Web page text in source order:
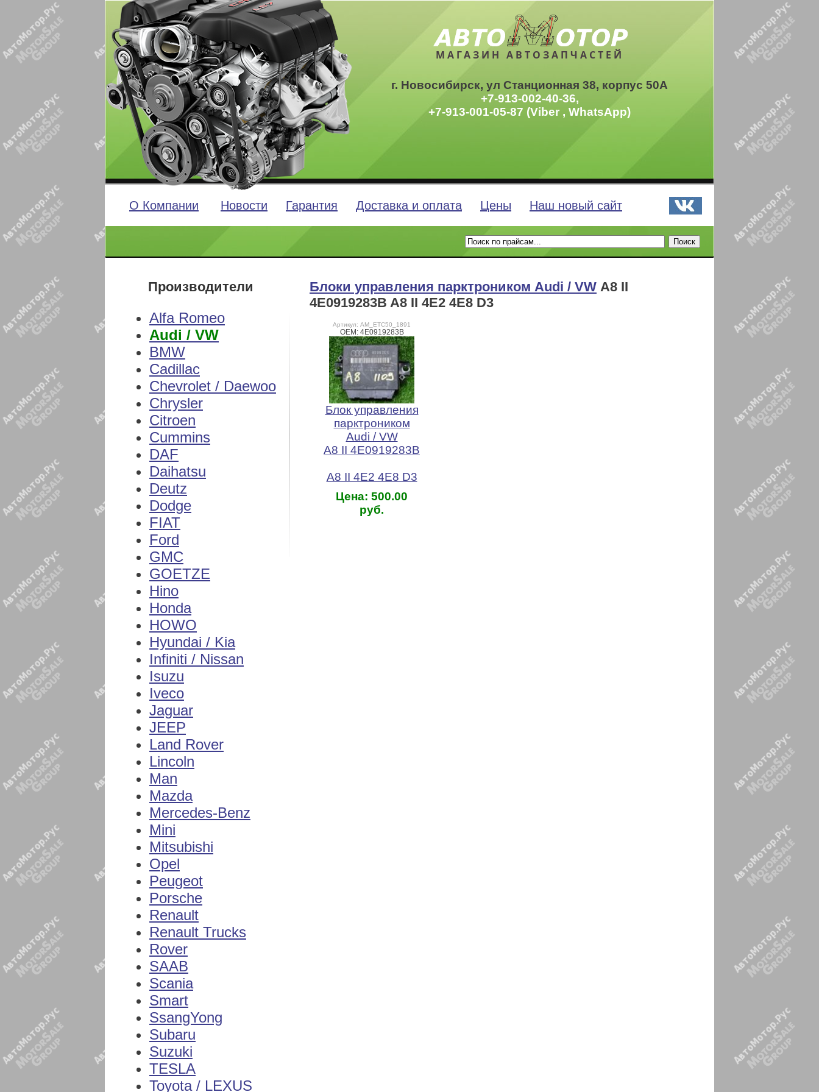
МАГАЗИН АВТОЗАПЧАСТЕЙ
г. Новосибирск, ул Станционная 38, корпус 50А
+7-913-002-40-36,
+7-913-001-05-87 (Viber , WhatsApp)
О Компании Новости Гарантия Доставка и оплата Цены Наш новый сайт
Производители
Alfa Romeo
Audi / VW
BMW
Cadillac
Chevrolet / Daewoo
Chrysler
Citroen
Cummins
DAF
Daihatsu
Deutz
Dodge
FIAT
Ford
GMC
GOETZE
Hino
Honda
HOWO
Hyundai / Kia
Infiniti / Nissan
Isuzu
Iveco
Jaguar
JEEP
Land Rover
Lincoln
Man
Mazda
Mercedes-Benz
Mini
Mitsubishi
Opel
Peugeot
Porsche
Renault
Renault Trucks
Rover
SAAB
Scania
Smart
SsangYong
Subaru
Suzuki
TESLA
Toyota / LEXUS
Блоки управления парктроником Audi / VW А8 II
4E0919283B A8 II 4E2 4E8 D3
Артикул: AM_ETC50_1891
OEM: 4E0919283B
Блок управления
парктроником
Audi / VW
А8 II 4E0919283B
A8 II 4E2 4E8 D3
Цена: 500.00
руб.